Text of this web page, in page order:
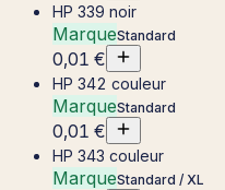
HP 339 noir
MarqueStandard
0,01 €
HP 342 couleur
MarqueStandard
0,01 €
HP 343 couleur
MarqueStandard / XL